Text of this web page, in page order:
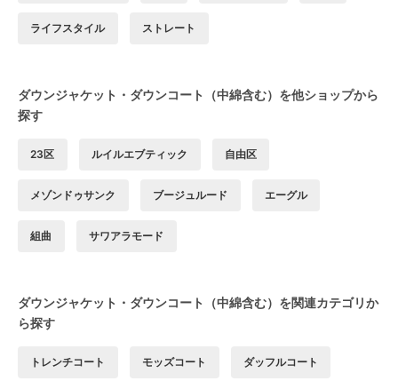
ライフスタイル ストレート
ダウンジャケット・ダウンコート（中綿含む）を他ショップから
探す
23区 ルイルエブティック 自由区
メゾンドゥサンク ブージュルード エーグル
組曲 サワアラモード
ダウンジャケット・ダウンコート（中綿含む）を関連カテゴリか
ら探す
トレンチコート モッズコート ダッフルコート